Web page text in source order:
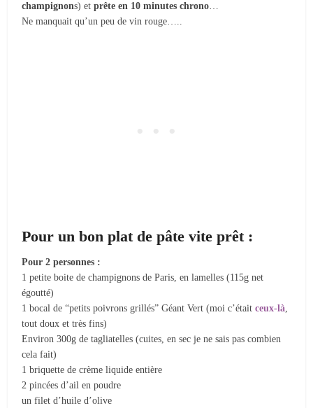
champignons) etprête en 10 minutes chrono…
Ne manquait qu’un peu de vin rouge…..
Pour un bon plat de pâte vite prêt :
Pour 2 personnes :
1 petite boite de champignons de Paris, en lamelles (115g net
égoutté)
1 bocal de “petits poivrons grillés” Géant Vert (moi c’étaitceux-là,
tout doux et très fins)
Environ 300g de tagliatelles (cuites, en sec je ne sais pas combien
cela fait)
1 briquette de crème liquide entière
2 pincées d’ail en poudre
un filet d’huile d’olive